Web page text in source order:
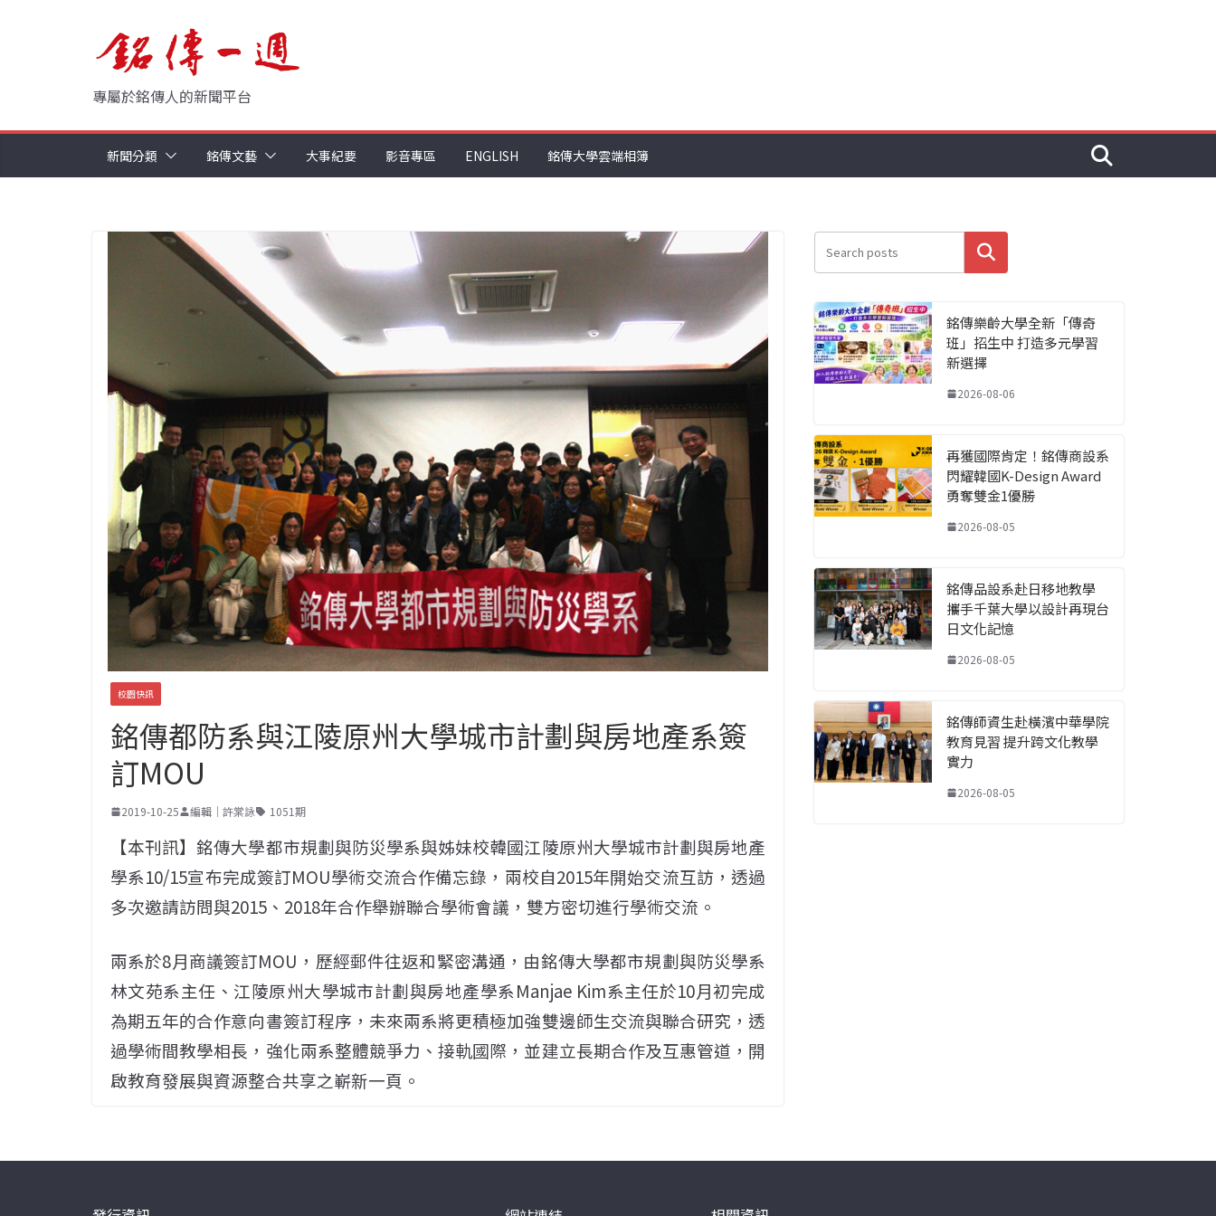
專屬於銘傳人的新聞平台
新聞分類 銘傳文藝 大事紀要 影音專區 ENGLISH 銘傳大學雲端相簿
校園快訊
銘傳都防系與江陵原州大學城市計劃與房地產系簽
訂MOU
2019-10-25 編輯｜許棠詠 1051期
【本刊訊】銘傳大學都市規劃與防災學系與姊妹校韓國江陵原州大學城市計劃與房地產
學系10/15宣布完成簽訂MOU學術交流合作備忘錄，兩校自2015年開始交流互訪，透過
多次邀請訪問與2015、2018年合作舉辦聯合學術會議，雙方密切進行學術交流。
兩系於8月商議簽訂MOU，歷經郵件往返和緊密溝通，由銘傳大學都市規劃與防災學系
林文苑系主任、江陵原州大學城市計劃與房地產學系Manjae Kim系主任於10月初完成
為期五年的合作意向書簽訂程序，未來兩系將更積極加強雙邊師生交流與聯合研究，透
過學術間教學相長，強化兩系整體競爭力、接軌國際，並建立長期合作及互惠管道，開
啟教育發展與資源整合共享之嶄新一頁。
搜尋
銘傳樂齡大學全新「傳奇
班」招生中 打造多元學習
新選擇
2026-08-06
再獲國際肯定！銘傳商設系
閃耀韓國K-Design Award
勇奪雙金1優勝
2026-08-05
銘傳品設系赴日移地教學
攜手千葉大學以設計再現台
日文化記憶
2026-08-05
銘傳師資生赴橫濱中華學院
教育見習 提升跨文化教學
實力
2026-08-05